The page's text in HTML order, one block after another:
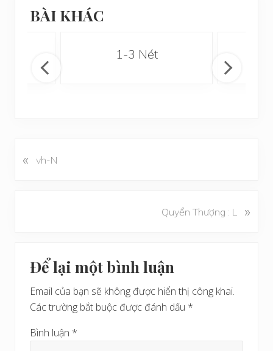
BÀI KHÁC
1-3 Nét
B
« vh-N
Quyển Thượng : L »
Reader
Interactions
Để lại một bình luận
Email của bạn sẽ không được hiển thị công khai.
Các trường bắt buộc được đánh dấu *
Bình luận *